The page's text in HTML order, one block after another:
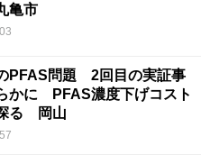
亀市
PFAS問題 2回目の実証事
かに PFAS濃度下げコスト
る 岡山